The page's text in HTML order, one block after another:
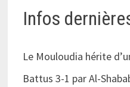
Infos
Le Mouloudia hérite
Battus 3-1 par Al-